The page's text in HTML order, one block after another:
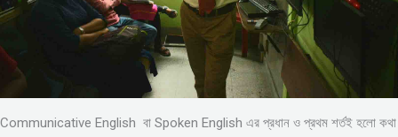
Communicative English বা Spoken English এর প্রধান ও প্রথম শর্তই হলো কথা